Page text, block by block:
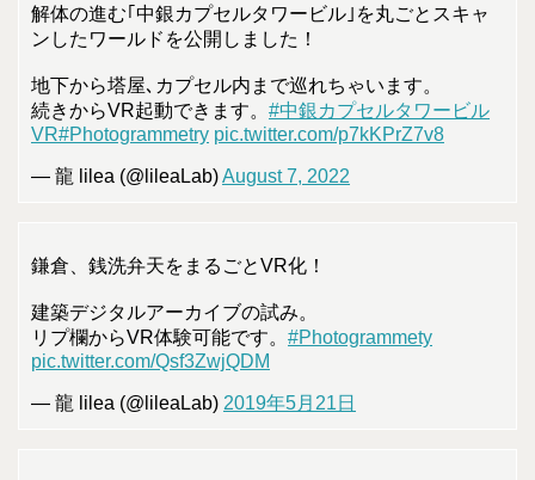
解体の進む｢中銀カプセルタワービル｣を丸ごとスキャ
ンしたワールドを公開しました！
地下から塔屋､カプセル内まで巡れちゃいます。
続きからVR起動できます。 #中銀カプセルタワービル
VR#Photogrammetry pic.twitter.com/p7kKPrZ7v8
— 龍 lilea (@lileaLab)August 7, 2022
鎌倉、銭洗弁天をまるごとVR化！
建築デジタルアーカイブの試み。
リプ欄からVR体験可能です。 #Photogrammety
pic.twitter.com/Qsf3ZwjQDM
— 龍 lilea (@lileaLab) 2019年5月21日